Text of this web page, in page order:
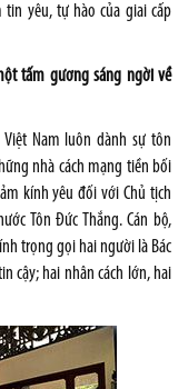
yêu, tự hào của giai cấp
tấm gương sáng ngời về
Nam luôn dành sự tôn
nhà cách mạng tiền bối
kính yêu đối với Chủ tịch
Tôn Đức Thắng. Cán bộ,
trọng gọi hai người là Bác
cậy; hai nhân cách lớn, hai